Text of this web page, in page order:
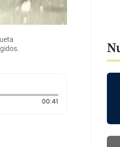
00:41Duración: 41